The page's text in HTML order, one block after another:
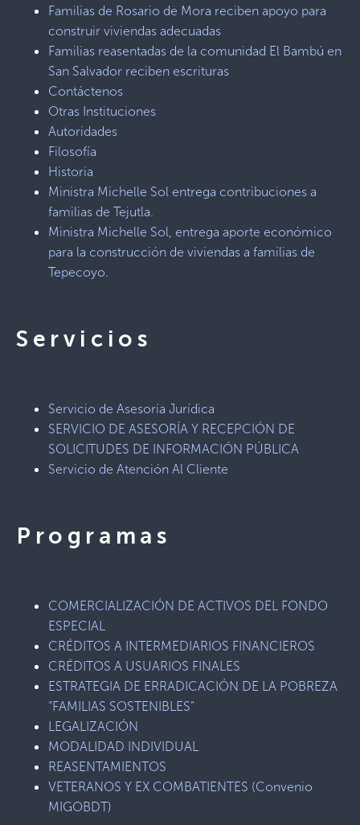
Familias de Rosario de Mora reciben apoyo para
construir viviendas adecuadas
Familias reasentadas de la comunidad El Bambú en
San Salvador reciben escrituras
Contáctenos
Otras Instituciones
Autoridades
Filosofía
Historia
Ministra Michelle Sol entrega contribuciones a
familias de Tejutla.
Ministra Michelle Sol, entrega aporte económico
para la construcción de viviendas a familias de
Tepecoyo.
Servicios
Servicio de Asesoría Jurídica
SERVICIO DE ASESORÍA Y RECEPCIÓN DE
SOLICITUDES DE INFORMACIÓN PÚBLICA
Servicio de Atención Al Cliente
Programas
COMERCIALIZACIÓN DE ACTIVOS DEL FONDO
ESPECIAL
CRÉDITOS A INTERMEDIARIOS FINANCIEROS
CRÉDITOS A USUARIOS FINALES
ESTRATEGIA DE ERRADICACIÓN DE LA POBREZA
“FAMILIAS SOSTENIBLES”
LEGALIZACIÓN
MODALIDAD INDIVIDUAL
REASENTAMIENTOS
VETERANOS Y EX COMBATIENTES (Convenio
MIGOBDT)